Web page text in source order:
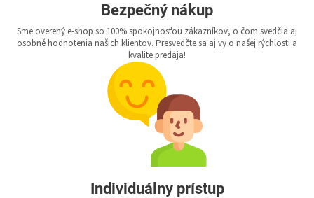
Bezpečný nákup
Sme overený e-shop so 100% spokojnosťou zákazníkov, o čom svedčia aj
osobné hodnotenia našich klientov. Presvedčte sa aj vy o našej rýchlosti a
kvalite predaja!
Individuálny prístup